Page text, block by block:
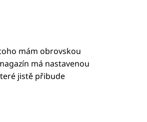
mám obrovskou
má nastavenou
jistě přibude